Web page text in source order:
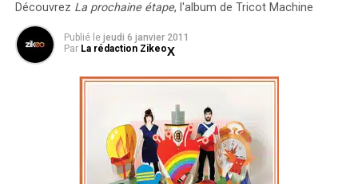
Découvrez La prochaine étape, l'album de Tricot Machine
Publié le jeudi 6 janvier 2011
Par La rédaction Zikeo